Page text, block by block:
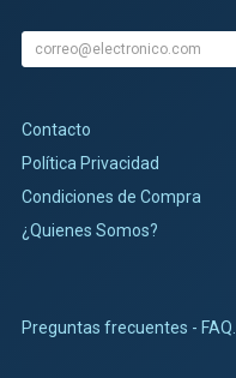
Contacto
Política Privacidad
Condiciones de Compra
¿Quienes Somos?
Preguntas frecuentes - FAQ.